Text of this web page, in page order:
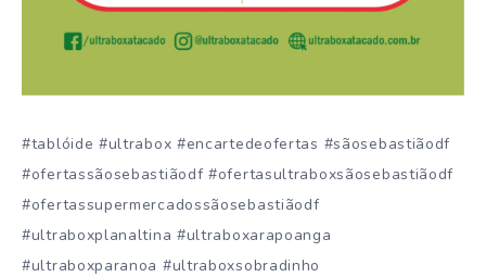
#tablóide #ultrabox #encartedeofertas #sãosebastiãodf
#ofertassãosebastiãodf #ofertasultraboxsãosebastiãodf
#ofertassupermercadossãosebastiãodf
#ultraboxplanaltina #ultraboxarapoanga
#ultraboxparanoa #ultraboxsobradinho